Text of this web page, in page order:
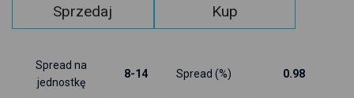
Sprzedaj Kup
Spread na
jednostkę
8-14 Spread (%) 0.98